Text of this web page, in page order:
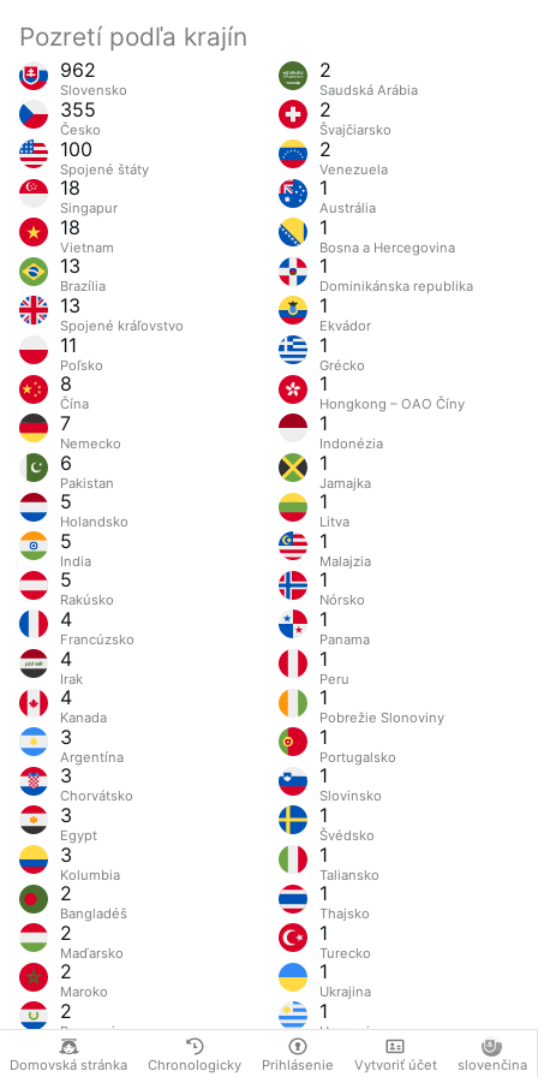
Domovská stránka Chronologicky Prihlásenie Vytvoriť účet slovenčina
Pozretí podľa krajín
962
Slovensko
355
Česko
100
Spojené štáty
18
Singapur
18
Vietnam
13
Brazília
13
Spojené kráľovstvo
11
Poľsko
8
Čína
7
Nemecko
6
Pakistan
5
Holandsko
5
India
5
Rakúsko
4
Francúzsko
4
Irak
4
Kanada
3
Argentína
3
Chorvátsko
3
Egypt
3
Kolumbia
2
Bangladéš
2
Maďarsko
2
Maroko
2
Paraguaj
2
Rusko
2
Saudská Arábia
2
Švajčiarsko
2
Venezuela
1
Austrália
1
Bosna a Hercegovina
1
Dominikánska republika
1
Ekvádor
1
Grécko
1
Hongkong – OAO Číny
1
Indonézia
1
Jamajka
1
Litva
1
Malajzia
1
Nórsko
1
Panama
1
Peru
1
Pobrežie Slonoviny
1
Portugalsko
1
Slovinsko
1
Švédsko
1
Taliansko
1
Thajsko
1
Turecko
1
Ukrajina
1
Uruguaj